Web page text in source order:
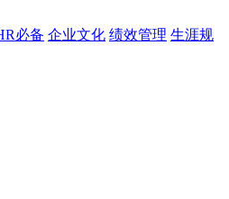
必备 企业文化 绩效管理 生涯规